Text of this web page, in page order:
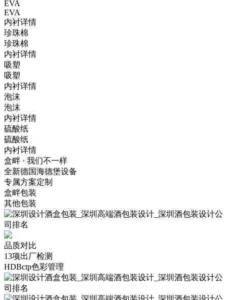
EVA
EVA
内衬详情
珍珠棉
珍珠棉
内衬详情
吸塑
吸塑
内衬详情
泡沫
泡沫
内衬详情
硫酸纸
硫酸纸
内衬详情
盒畔 · 我们不一样
全新德国海德堡设备
专属方案定制
盒畔包装
其他包装
品质对比
13项出厂检测
HDBctp色彩管理